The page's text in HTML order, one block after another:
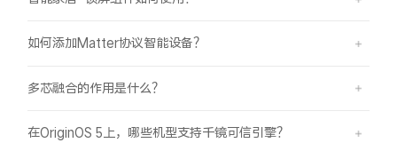
如何添加Matter协议智能设备？
多芯融合的作用是什么？
在OriginOS 5上，哪些机型支持千镜可信引擎？